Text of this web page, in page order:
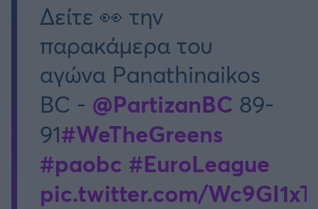
Δείτε 👀 την
παρακάμερα του
αγώνα Panathinaikos
BC - @PartizanBC 89-
91#WeTheGreens
#paobc #EuroLeague
pic.twitter.com/